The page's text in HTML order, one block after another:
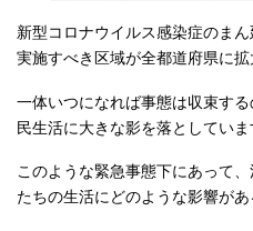
新型コロナウイルス感染症のま
実施すべき区域が全都道府県に拡
一体いつになれば事態は収束す
民生活に大きな影を落としていま
このような緊急事態下にあって
たちの生活にどのような影響があ